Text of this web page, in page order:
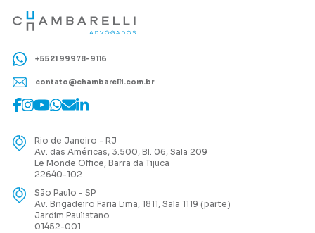
+55 21 99978-9116
contato@chambarelli.com.br
Rio de Janeiro - RJ
Av. das Américas, 3.500, Bl. 06, Sala 209
Le Monde Office, Barra da Tijuca
22640-102
São Paulo - SP
Av. Brigadeiro Faria Lima, 1811, Sala 1119 (parte)
Jardim Paulistano
01452-001